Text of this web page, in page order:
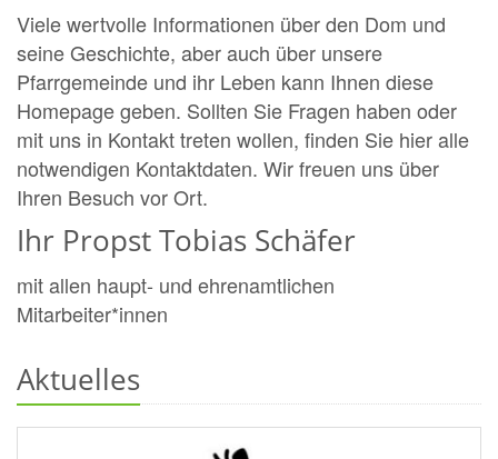
Viele wertvolle Informationen über den Dom und
seine Geschichte, aber auch über unsere
Pfarrgemeinde und ihr Leben kann Ihnen diese
Homepage geben. Sollten Sie Fragen haben oder
mit uns in Kontakt treten wollen, finden Sie hier alle
notwendigen Kontaktdaten. Wir freuen uns über
Ihren Besuch vor Ort.
Ihr Propst Tobias Schäfer
mit allen haupt- und ehrenamtlichen
Mitarbeiter*innen
Aktuelles